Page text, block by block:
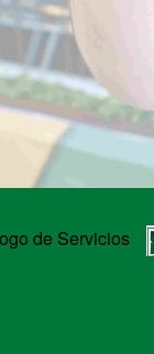
de Servicios